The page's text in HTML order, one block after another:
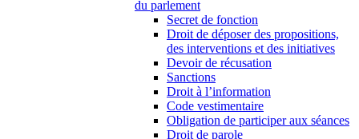
du parlement
Secret de fonction
Droit de déposer des propositions,
des interventions et des initiatives
Devoir de récusation
Sanctions
Droit à l’information
Code vestimentaire
Obligation de participer aux séances
Droit de parole